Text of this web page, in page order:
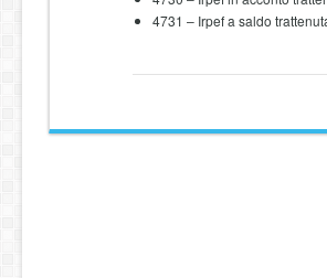
4731 – Irpef a saldo